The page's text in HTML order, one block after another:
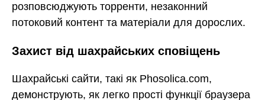
розповсюджують торренти, незаконний
потоковий контент та матеріали для дорослих.
Захист від шахрайських сповіщень
Шахрайські сайти, такі як Phosolica.com,
демонструють, як легко прості функції браузера